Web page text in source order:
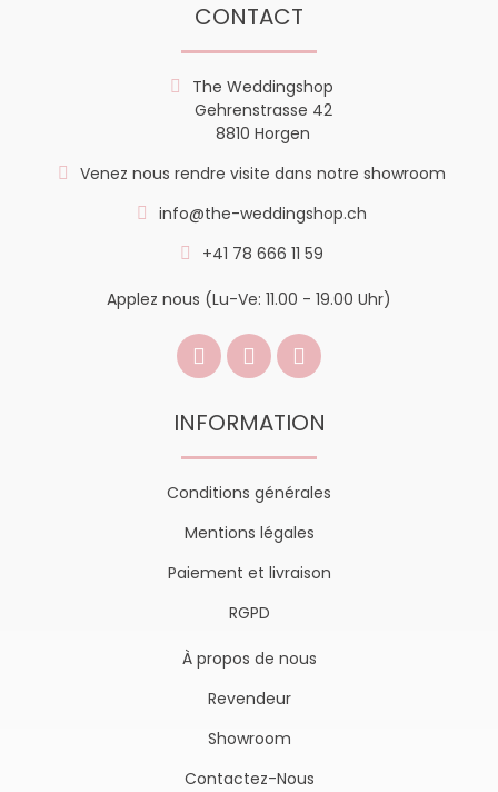
CONTACT
The Weddingshop
Gehrenstrasse 42
8810 Horgen
Venez nous rendre visite dans notre showroom
info@the-weddingshop.ch
+41 78 666 11 59
Applez nous (Lu-Ve: 11.00 - 19.00 Uhr)
INFORMATION
Conditions générales
Mentions légales
Paiement et livraison
RGPD
À propos de nous
Revendeur
Showroom
Contactez-Nous